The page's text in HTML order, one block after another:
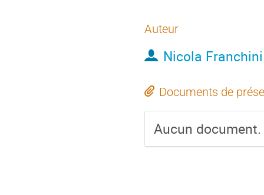
Auteur
Nicola Franchini
Documents de
Aucun document.